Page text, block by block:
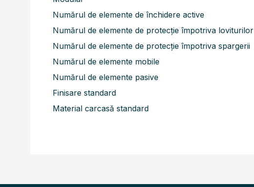
Numărul de elemente de închidere active
Numărul de elemente de protecție împotriva loviturilor
Numărul de elemente de protecție împotriva spargerii
Numărul de elemente mobile
Numărul de elemente pasive
Finisare standard
Material carcasă standard